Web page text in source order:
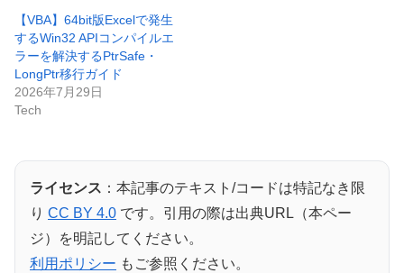
【VBA】64bit版Excelで発生
するWin32 APIコンパイルエ
ラーを解決するPtrSafe・
LongPtr移行ガイド
2026年7月29日
Tech
ライセンス ：本記事のテキスト/コードは特記なき限
り CC BY 4.0 です。引用の際は出典URL（本ペー
ジ）を明記してください。
利用ポリシー もご参照ください。